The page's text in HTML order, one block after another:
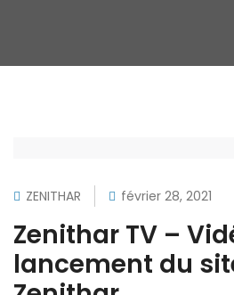
ZENITHAR février 28, 2021
Zenithar TV –
lancement du